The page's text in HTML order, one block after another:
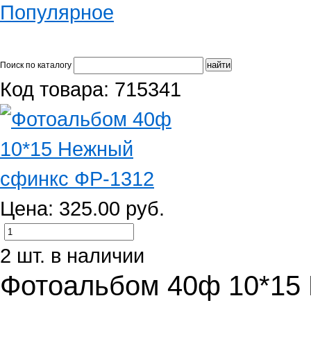
Популярное
Поиск по каталогу
Код товара: 715341
Цена: 325.00 руб.
2 шт. в наличии
Фотоальбом 40ф